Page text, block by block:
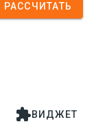
РАССЧИТАТЬ
ВИДЖЕТ